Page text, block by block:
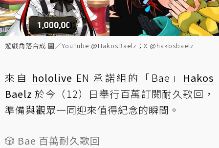
遊戲角落合成 圖／YouTube @HakosBaelz；X @hakosbaelz
來自 hololive EN 承諾組的「Bae」 Hakos
Baelz 於今（12）日舉行百萬訂閱耐久歌回，
準備與觀眾一同迎來值得紀念的瞬間。
🎲 Bae 百萬耐久歌回